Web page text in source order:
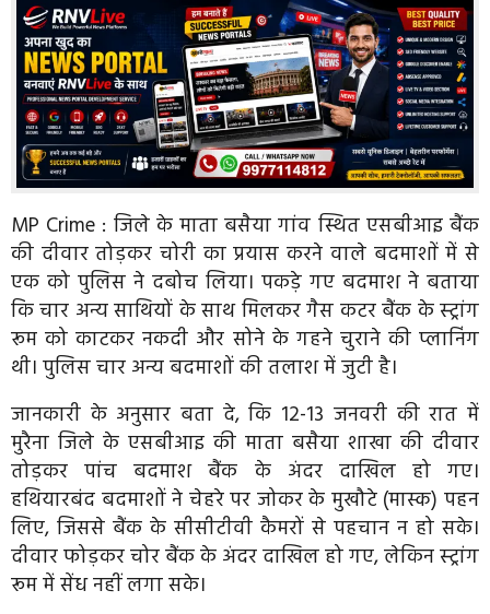
MP Crime : जिले के माता बसैया गांव स्थित एसबीआइ बैंक
की दीवार तोड़कर चोरी का प्रयास करने वाले बदमाशाें में से
एक को पुलिस ने दबोच लिया। पकड़े गए बदमाश ने बताया
कि चार अन्य साथियों के साथ मिलकर गैस कटर बैंक के स्ट्रांग
रूम को काटकर नकदी और सोने के गहने चुराने की प्लानिंग
थी। पुलिस चार अन्य बदमाशों की तलाश में जुटी है।
जानकारी के अनुसार बता दे, कि 12-13 जनवरी की रात में
मुरैना जिले के एसबीआइ की माता बसैया शाखा की दीवार
तोड़कर पांच बदमाश बैंक के अंदर दाखिल हो गए।
हथियारबंद बदमाशों ने चेहरे पर जोकर के मुखौटे (मास्क) पहन
लिए, जिससे बैंक के सीसीटीवी कैमरों से पहचान न हो सके।
दीवार फोड़कर चोर बैंक के अंदर दाखिल हो गए, लेकिन स्ट्रांग
रूम में सेंध नहीं लगा सके।